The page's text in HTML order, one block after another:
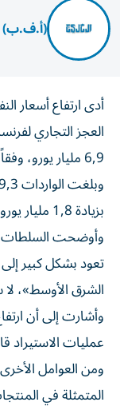
(أ.ف.ب)
أدى ارتفاع أسعار
6,9 مليار يورو، وفقاً لما أفادت السلطات، الخميس.
بزيادة 1,8 مليار يورو عمّا كانت عليه في الشهر السابق.
وأوضحت السلطات
تعود بشكل كبير إلى
الشرق الأوسط»،
وأشارت إلى أن
عمليات الاستيراد قاربَ
ومن العوامل
المتمثلة في